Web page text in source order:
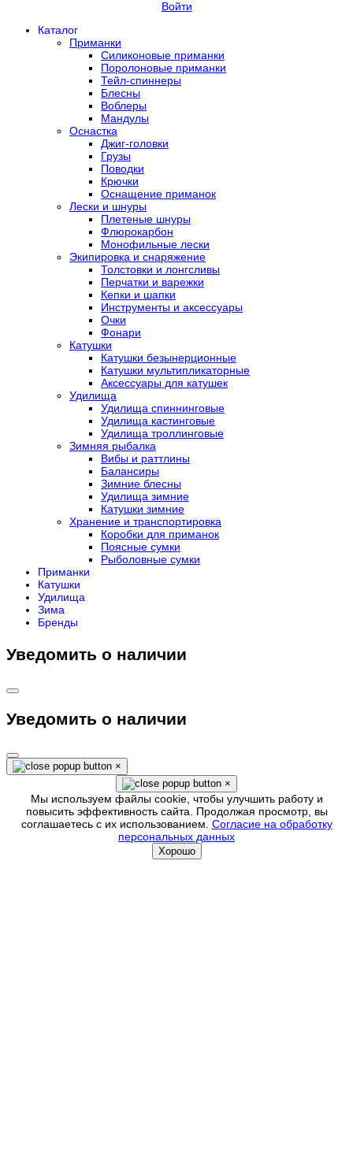
Войти
Каталог
Приманки
Силиконовые приманки
Поролоновые приманки
Тейл-спиннеры
Блесны
Воблеры
Мандулы
Оснастка
Джиг-головки
Грузы
Поводки
Крючки
Оснащение приманок
Лески и шнуры
Плетеные шнуры
Флюрокарбон
Монофильные лески
Экипировка и снаряжение
Толстовки и лонгсливы
Перчатки и варежки
Кепки и шапки
Инструменты и аксессуары
Очки
Фонари
Катушки
Катушки безынерционные
Катушки мультипликаторные
Аксессуары для катушек
Удилища
Удилища спиннинговые
Удилища кастинговые
Удилища троллинговые
Зимняя рыбалка
Вибы и раттлины
Балансиры
Зимние блесны
Удилища зимние
Катушки зимние
Хранение и транспортировка
Коробки для приманок
Поясные сумки
Рыболовные сумки
Приманки
Катушки
Удилища
Зима
Бренды
Уведомить о наличии
Уведомить о наличии
×
×
Мы используем файлы cookie, чтобы улучшить работу и
повысить эффективность сайта. Продолжая просмотр, вы
соглашаетесь с их использованием. Согласие на обработку
персональных данных
Хорошо